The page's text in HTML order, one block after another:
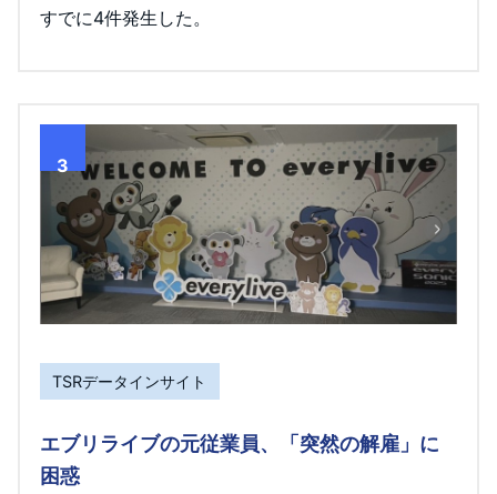
すでに4件発生した。
3
TSRデータインサイト
エブリライブの元従業員、「突然の解雇」に
困惑